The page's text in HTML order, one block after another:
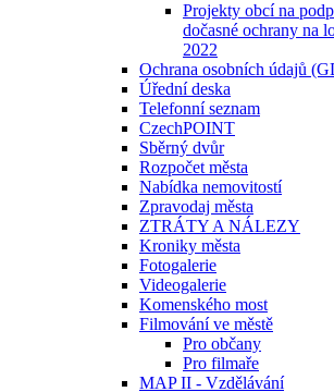
Projekty obcí na
dočasné ochrany na
2022
Ochrana osobních údajů
Úřední deska
Telefonní seznam
CzechPOINT
Sběrný dvůr
Rozpočet města
Nabídka nemovitostí
Zpravodaj města
ZTRÁTY A NÁLEZY
Kroniky města
Fotogalerie
Videogalerie
Komenského most
Filmování ve městě
Pro občany
Pro filmaře
MAP II - Vzdělávání